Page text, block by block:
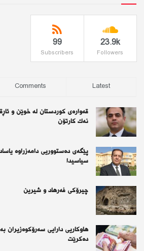
23.9k
Followers
99
Subscribers
Comments Latest
قەوارەی كوردستان لە خوێن و
نەك كارتۆن
پێگەی دەستووریی دامەزراوە
سیاسیدا
چیرۆكی فەرهاد و شیرین
هاوکاریی دارایی سەرۆکوەزیران
دەکرێت